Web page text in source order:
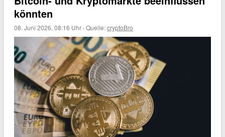
könnten
08. Juni 2026, 08:16 Uhr ·Quelle:cryptoBro